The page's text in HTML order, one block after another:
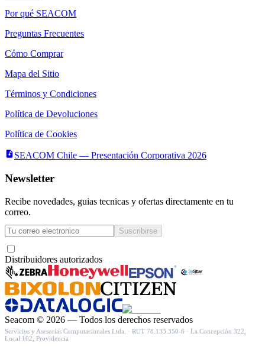
Por qué SEACOM
Preguntas Frecuentes
Cómo Comprar
Mapa del Sitio
Términos y Condiciones
Política de Devoluciones
Política de Cookies
SEACOM Chile — Presentación Corporativa 2026
Newsletter
Recibe novedades, guias tecnicas y ofertas directamente en tu
correo.
Suscribirse
Distribuidores autorizados
Seacom © 2026 — Todos los derechos reservados
Servicios y Asesorías Computacionales Ltda. · RUT 78.133.350-6 · La Concepción 322,
Local 102, Providencia